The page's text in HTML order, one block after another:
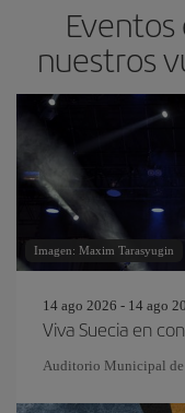
nuestros
Imagen: Maxim Tarasyugin
14 ago 2026 - 14 ago
Viva Suecia en
Auditorio Municipal de